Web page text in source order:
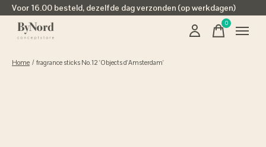
Voor 16.00 besteld, dezelfde dag verzonden (op werkdagen)
0items
Home / fragrance sticks No.12 'Objects d'Amsterdam'